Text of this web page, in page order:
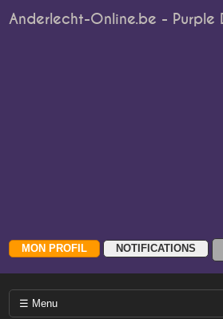
Anderlecht-Online.be - Purple